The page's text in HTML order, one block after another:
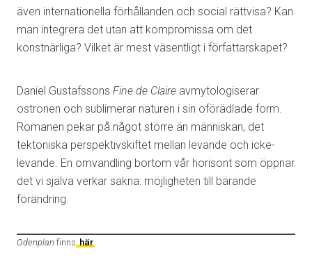
även internationella förhållanden och social rättvisa? Kan
man integrera det utan att kompromissa om det
konstnärliga? Vilket är mest väsentligt i författarskapet?
Daniel Gustafssons Fine de Claire avmytologiserar
ostronen och sublimerar naturen i sin oförädlade form.
Romanen pekar på något större än människan, det
tektoniska perspektivskiftet mellan levande och icke-
levande. En omvandling bortom vår horisont som öppnar
det vi själva verkar sakna: möjligheten till bärande
förändring.
Odenplan finns här .